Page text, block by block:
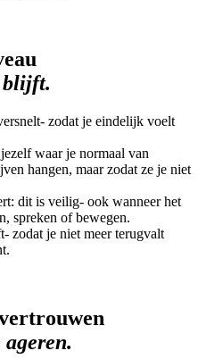
blijft.
- zodat je eindelijk voelt
waar je normaal van
hangen, maar zodat ze je niet
dit is veilig- ook wanneer het
spreken of bewegen.
- zodat je niet meer terugvalt